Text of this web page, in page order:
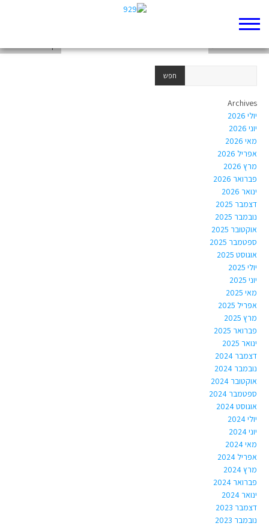
Archives
יולי 2026
יוני 2026
מאי 2026
אפריל 2026
מרץ 2026
פברואר 2026
ינואר 2026
דצמבר 2025
נובמבר 2025
אוקטובר 2025
ספטמבר 2025
אוגוסט 2025
יולי 2025
יוני 2025
מאי 2025
אפריל 2025
מרץ 2025
פברואר 2025
ינואר 2025
דצמבר 2024
נובמבר 2024
אוקטובר 2024
ספטמבר 2024
אוגוסט 2024
יולי 2024
יוני 2024
מאי 2024
אפריל 2024
מרץ 2024
פברואר 2024
ינואר 2024
דצמבר 2023
נובמבר 2023